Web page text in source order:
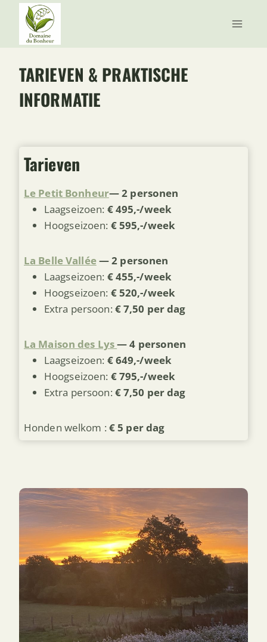
Doorgaan
inhoud
TARIEVEN & PRAKTISCHE
INFORMATIE
Tarieven
Le Petit Bonheur— 2 personen
Laagseizoen: € 495,-/week
Hoogseizoen: € 595,-/week
La Belle Vallée— 2 personen
Laagseizoen: € 455,-/week
Hoogseizoen: € 520,-/week
Extra persoon: € 7,50 per dag
La Maison des Lys— 4 personen
Laagseizoen: € 649,-/week
Hoogseizoen: € 795,-/week
Extra persoon: € 7,50 per dag
Honden welkom : € 5 per dag